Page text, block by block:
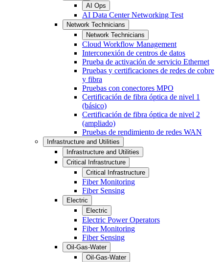
AI Ops
AI Data Center Networking Test
Network Technicians
Network Technicians
Cloud Workflow Management
Interconexión de centros de datos
Prueba de activación de servicio Ethernet
Pruebas y certificaciones de redes de cobre
y fibra
Pruebas con conectores MPO
Certificación de fibra óptica de nivel 1
(básico)
Certificación de fibra óptica de nivel 2
(ampliado)
Pruebas de rendimiento de redes WAN
Infrastructure and Utilities
Infrastructure and Utilities
Critical Infrastructure
Critical Infrastructure
Fiber Monitoring
Fiber Sensing
Electric
Electric
Electric Power Operators
Fiber Monitoring
Fiber Sensing
Oil-Gas-Water
Oil-Gas-Water